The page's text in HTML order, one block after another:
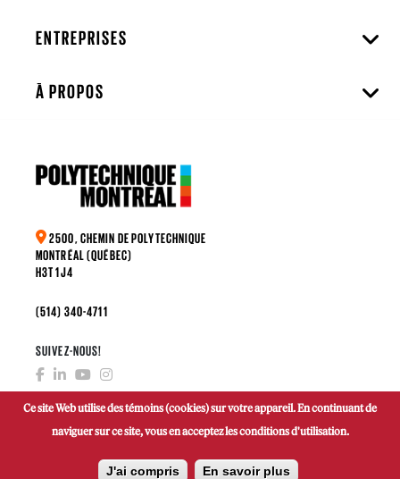
ENTREPRISES
À PROPOS
2500, CHEMIN DE POLYTECHNIQUE
MONTRÉAL (QUÉBEC)
H3T 1J4
(514) 340-4711
SUIVEZ-NOUS!
FAIRE UN DON
Ce site Web utilise des témoins (cookies) sur votre appareil. En continuant de
naviguer sur ce site, vous en acceptez les conditions d'utilisation.
J'ai compris En savoir plus